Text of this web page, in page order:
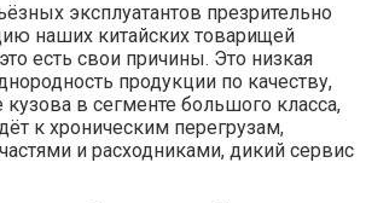
эксплуатантов презрительно
наших китайских товарищей
есть свои причины. Это низкая
продукции по качеству,
в сегменте большого класса,
к хроническим перегрузам,
и расходниками, дикий сервис